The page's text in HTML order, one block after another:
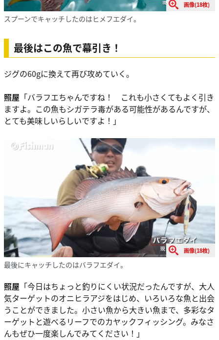
画像(18枚)
スプーンでキャッチしたのはヒメフエダイ。
最後はこの魚で幕引き！
ジグの60gに換えて再び攻めていく。
照屋 「バラフエちゃんですね！ これも小さくてもよく引き
ますよ。この魚もシガテラ毒がある可能性があるんですが、
とても美味しいらしいですよ！」
画像(18枚)
最後にキャッチしたのはバラフエダイ。
照屋 「今日はちょっと釣りにくい状況だったんですが、大人
気ターゲットのオニヒラアジをはじめ、いろいろな魚と出会
うことができました。小さい魚から大きい魚まで、多彩なタ
ーゲットと遊べるリーフでのカヤックフィッシング。みなさ
んもぜひ一度楽しんでみてください！」